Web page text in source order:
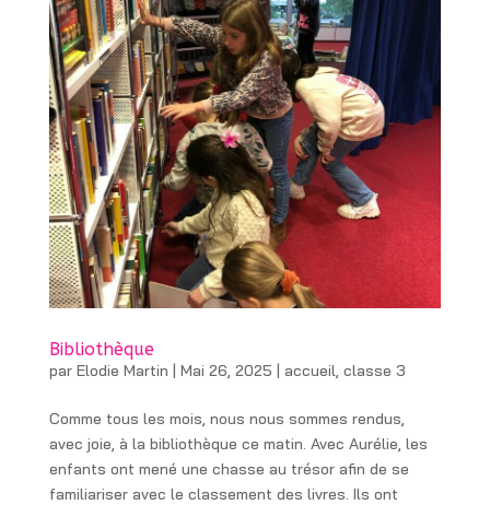
Bibliothèque
par Elodie Martin | Mai 26, 2025 | accueil, classe 3
Comme tous les mois, nous nous sommes rendus,
avec joie, à la bibliothèque ce matin. Avec Aurélie, les
enfants ont mené une chasse au trésor afin de se
familiariser avec le classement des livres. Ils ont